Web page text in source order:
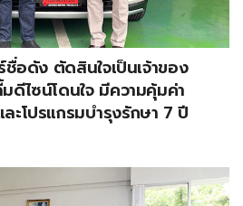
อดัง ตัดสินใจเป็นเจ้าของ
ดีไซน์โดนใจ มีความคุ้มค่า
โปรแกรมบำรุงรักษา 7 ปี